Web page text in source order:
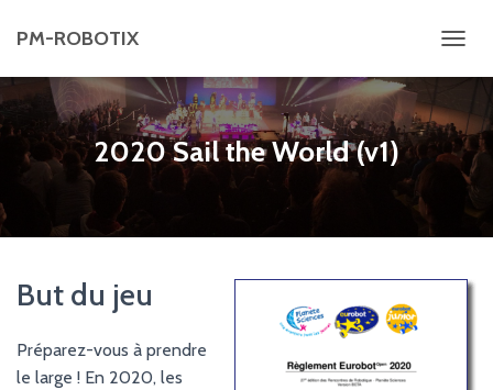
PM-ROBOTIX
P
L
I
A
2020 Sail the World (v1)
But du jeu
Préparez-vous à prendre
le large ! En 2020, les